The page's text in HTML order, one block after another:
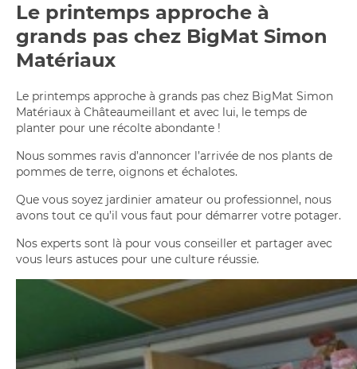
Le printemps approche à
grands pas chez BigMat Simon
Matériaux
Le printemps approche à grands pas chez BigMat Simon
Matériaux à Châteaumeillant et avec lui, le temps de
planter pour une récolte abondante !
Nous sommes ravis d’annoncer l’arrivée de nos plants de
pommes de terre, oignons et échalotes.
Que vous soyez jardinier amateur ou professionnel, nous
avons tout ce qu’il vous faut pour démarrer votre potager.
Nos experts sont là pour vous conseiller et partager avec
vous leurs astuces pour une culture réussie.